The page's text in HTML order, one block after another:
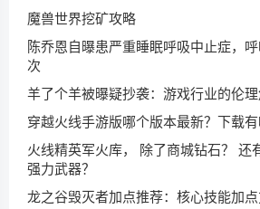
魔兽世界挖矿攻略
陈乔恩自曝患严重睡眠呼吸中止症，
次
羊了个羊被曝疑抄袭：游戏行业的伦
穿越火线手游版哪个版本最新？下载有
火线精英军火库， 除了商城钻石？ 还
强力武器？
龙之谷毁灭者加点推荐：核心技能加